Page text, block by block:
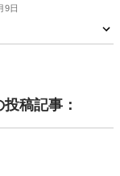
9日
稿記事：